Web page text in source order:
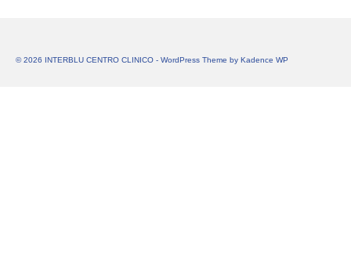
© 2026 INTERBLU CENTRO CLINICO - WordPress Theme by Kadence WP